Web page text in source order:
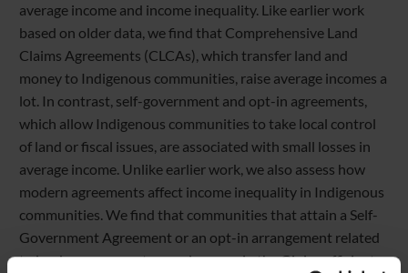
average income and income inequality. Like earlier work
based on older data, we find that Comprehensive Land
Claims Agreements (CLCAs), which transfer land and
money to Indigenous communities, raise average incomes a
lot. In contrast, self-government and opt-in agreements,
which allow Indigenous communities to take local control
of land or fiscal issues, are associated with small losses in
average income. Unlike earlier work, we also assess how
modern agreements affect income inequality in Indigenous
communities. We find that communities that attain a Self-
Government Agreement or an opt-in arrangement related
to land management see a decrease in the Gini coefficient